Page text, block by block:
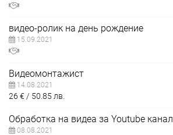
видео-ролик на день рождениe
15.09.2021
Видеомонтажист
14.08.2021
26 € 50.85 лв.
Обработка на видеа за Youtube канал
08.08.2021